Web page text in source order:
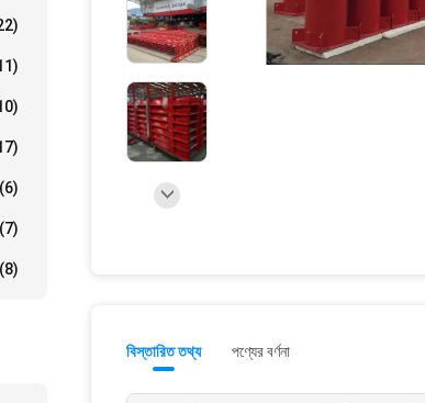
(6)
(7)
(8)
বিস্তারিত তথ্য পণ্যের বর্ণনা